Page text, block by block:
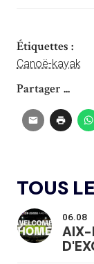
Étiquettes :
Canoë-kayak
Partager ...
TOUS
06.08
AIX-